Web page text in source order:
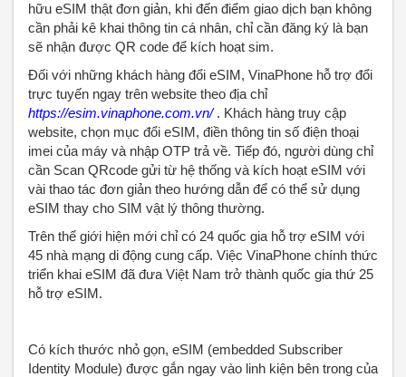
hữu eSIM thật đơn giản, khi đến điểm giao dịch bạn không
cần phải kê khai thông tin cá nhân, chỉ cần đăng ký là bạn
sẽ nhận được QR code để kích hoạt sim.
Đối với những khách hàng đổi eSIM, VinaPhone hỗ trợ đổi
trực tuyến ngay trên website theo địa chỉ
https://esim.vinaphone.com.vn/. Khách hàng truy cập
website, chọn mục đổi eSIM, điền thông tin số điện thoại
imei của máy và nhập OTP trả về. Tiếp đó, người dùng chỉ
cần Scan QRcode gửi từ hệ thống và kích hoạt eSIM với
vài thao tác đơn giản theo hướng dẫn để có thể sử dụng
eSIM thay cho SIM vật lý thông thường.
Trên thế giới hiện mới chỉ có 24 quốc gia hỗ trợ eSIM với
45 nhà mạng di động cung cấp. Việc VinaPhone chính thức
triển khai eSIM đã đưa Việt Nam trở thành quốc gia thứ 25
hỗ trợ eSIM.
Có kích thước nhỏ gọn, eSIM (embedded Subscriber
Identity Module) được gắn ngay vào linh kiện bên trong của